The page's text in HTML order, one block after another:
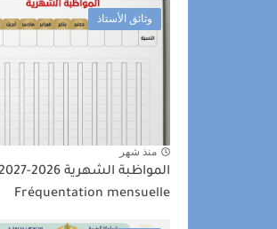
وثائق الأستاذ
منذ شهر
المواظبة الشهرية 2026-
Fréquentation mensuelle